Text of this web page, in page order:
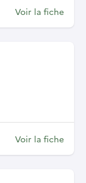
Voir la fiche
Voir la fiche